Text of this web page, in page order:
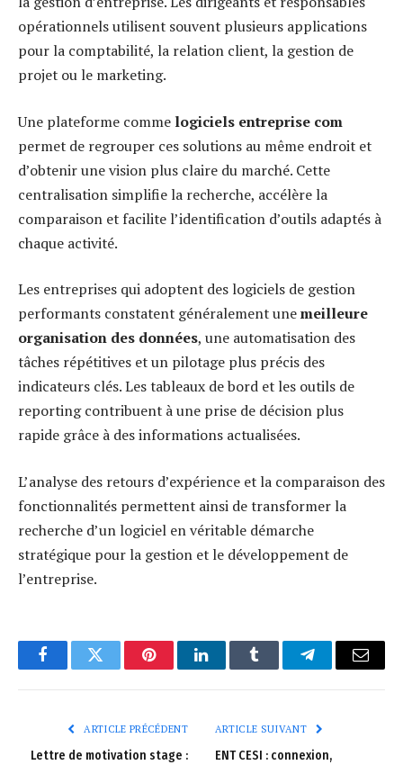
opérationnels utilisent souvent plusieurs applications
pour la comptabilité, la relation client, la gestion de
projet ou le marketing.
Une plateforme comme logiciels entreprise com
permet de regrouper ces solutions au même endroit et
d’obtenir une vision plus claire du marché. Cette
centralisation simplifie la recherche, accélère la
comparaison et facilite l’identification d’outils adaptés à
chaque activité.
Les entreprises qui adoptent des logiciels de gestion
performants constatent généralement unemeilleure
organisation des données, une automatisation des
tâches répétitives et un pilotage plus précis des
indicateurs clés. Les tableaux de bord et les outils de
reporting contribuent à une prise de décision plus
rapide grâce à des informations actualisées.
L’analyse des retours d’expérience et la comparaison des
fonctionnalités permettent ainsi de transformer la
recherche d’un logiciel en véritable démarche
stratégique pour la gestion et le développement de
l’entreprise.
FacebookTwitter PinterestLinkedInTumblr TelegramE-
ARTICLE PRÉCÉDENT
Lettre de motivation stage :
ARTICLE SUIVANT
ENT CESI : connexion,